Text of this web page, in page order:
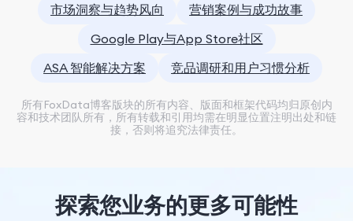
市场洞察与趋势风向
营销案例与成功故事
Google Play与App Store社区
ASA 智能解决方案
竞品调研和用户习惯分析
所有FoxData博客版块的所有内容、版面和框架代码均归原创内
容和技术团队所有，所有转载和引用均需在明显位置注明出处和链
接，否则将追究法律责任。
探索您业务的更多可能性